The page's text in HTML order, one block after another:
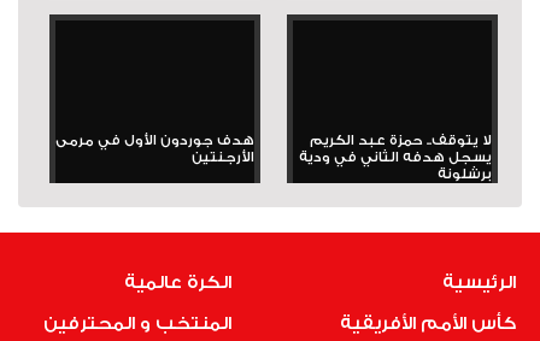
لا يتوقف.. حمزة عبد الكريم
يسجل هدفه الثاني في ودية
برشلونة
هدف جوردون الأول في مرمى
الأرجنتين
الرئيسية
كأس الأمم الأفريقية
الكرة عالمية
المنتخب و المحترفين